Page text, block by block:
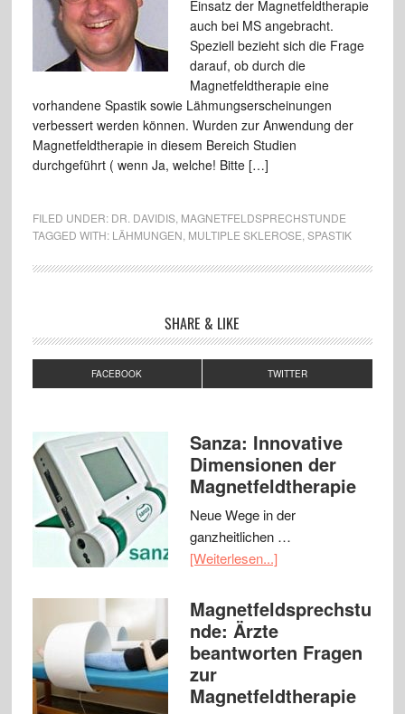
Einsatz der Magnetfeldtherapie
auch bei MS angebracht.
Speziell bezieht sich die Frage
darauf, ob durch die
Magnetfeldtherapie eine
vorhandene Spastik sowie Lähmungserscheinungen
verbessert werden können. Wurden zur Anwendung der
Magnetfeldtherapie in diesem Bereich Studien
durchgeführt ( wenn Ja, welche! Bitte […]
FILED UNDER: DR. DAVIDIS, MAGNETFELDSPRECHSTUNDE
TAGGED WITH: LÄHMUNGEN MULTIPLE SKLEROSE SPASTIK
SHARE & LIKE
FACEBOOK TWITTER
Sanza: Innovative
Dimensionen der
Magnetfeldtherapie
Neue Wege in der
ganzheitlichen …
[Weiterlesen...]
Magnetfeldsprechstu
nde: Ärzte
beantworten Fragen
zur
Magnetfeldtherapie